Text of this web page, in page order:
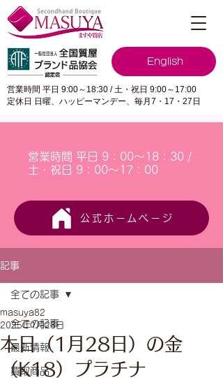
English
営業時間 平日 9:00～18:30 / 土・祝日 9:00～17:00
定休日 日曜、ハッピーマンデー、毎月7・17・27日
営業時間 平日 9：00～18：30 /
土・祝日 9：00～17：00
公式ホームページ
記事
全ての記事
最新情報
買取商品
全ての記事
本日（1月28日）の金
（K18）プラチナ
masuya82
2025年1月28日